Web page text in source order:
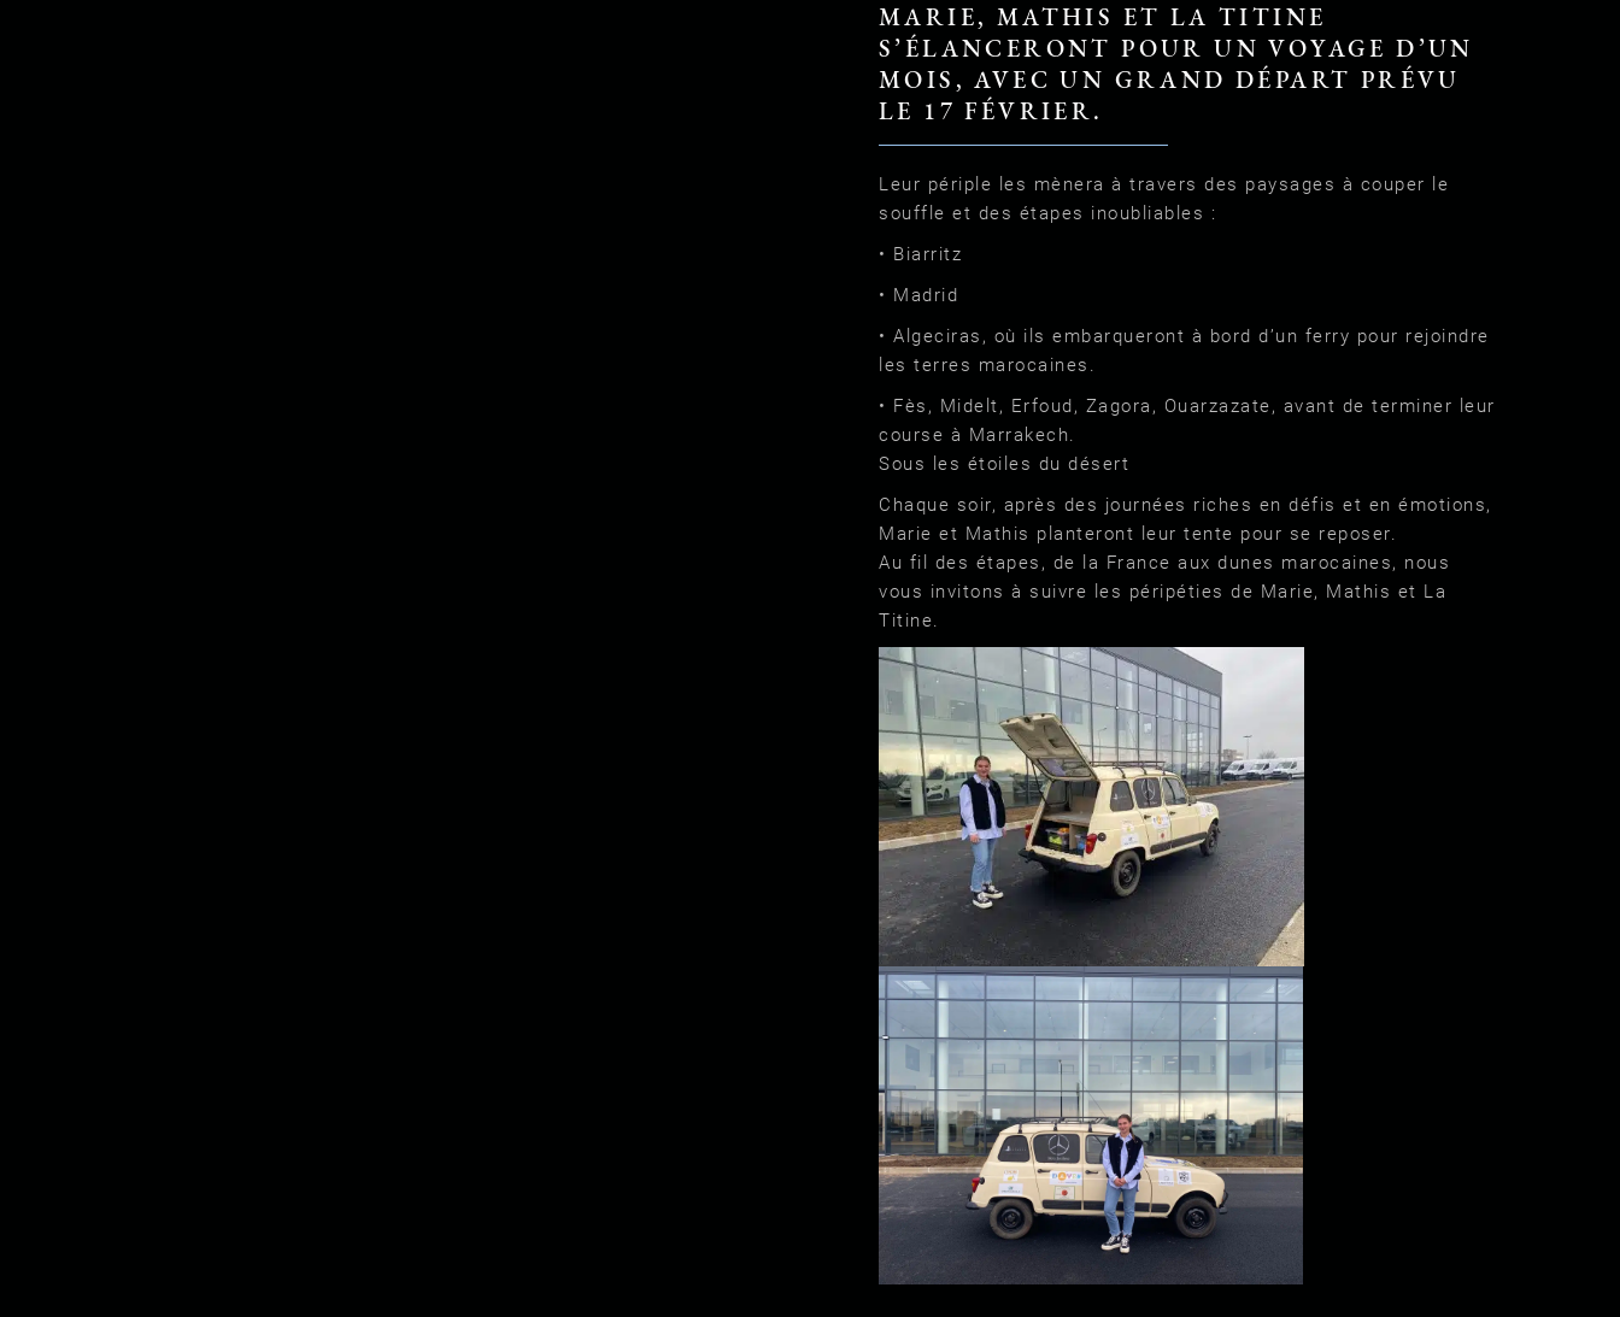
MARIE, MATHIS ET LA TITINE
S’ÉLANCERONT POUR UN VOYAGE D’UN
MOIS, AVEC UN GRAND DÉPART PRÉVU
LE 17 FÉVRIER.
Leur périple les mènera à travers des paysages à couper le
souffle et des étapes inoubliables :
• Biarritz
• Madrid
• Algeciras, où ils embarqueront à bord d’un ferry pour rejoindre
les terres marocaines.
• Fès, Midelt, Erfoud, Zagora, Ouarzazate, avant de terminer leur
course à Marrakech.
Sous les étoiles du désert
Chaque soir, après des journées riches en défis et en émotions,
Marie et Mathis planteront leur tente pour se reposer.
Au fil des étapes, de la France aux dunes marocaines, nous
vous invitons à suivre les péripéties de Marie, Mathis et La
Titine.